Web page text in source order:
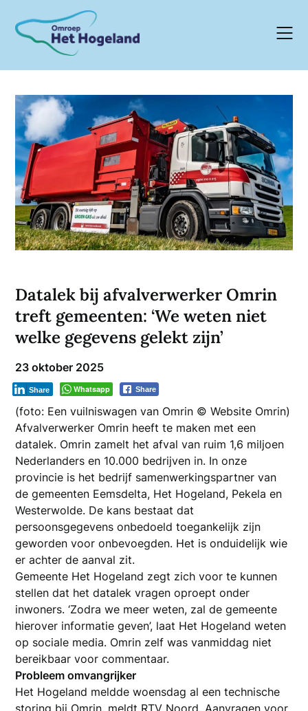
content
Datalek bij afvalverwerker Omrin
treft gemeenten: ‘We weten niet
welke gegevens gelekt zijn’
23 oktober 2025
Whatsapp Share
Share
(foto: Een vuilniswagen van Omrin © Website Omrin)
Afvalverwerker Omrin heeft te maken met een
datalek. Omrin zamelt het afval van ruim 1,6 miljoen
Nederlanders en 10.000 bedrijven in. In onze
provincie is het bedrijf samenwerkingspartner van
de gemeenten Eemsdelta, Het Hogeland, Pekela en
Westerwolde. De kans bestaat dat
persoonsgegevens onbedoeld toegankelijk zijn
geworden voor onbevoegden. Het is onduidelijk wie
er achter de aanval zit.
Gemeente Het Hogeland zegt zich voor te kunnen
stellen dat het datalek vragen oproept onder
inwoners. ‘Zodra we meer weten, zal de gemeente
hierover informatie geven’, laat Het Hogeland weten
op sociale media. Omrin zelf was vanmiddag niet
bereikbaar voor commentaar.
Probleem omvangrijker
Het Hogeland meldde woensdag al een technische